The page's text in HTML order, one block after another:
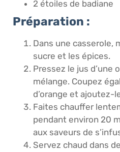
2 étoiles de badiane
Préparation :
Dans une casserole,
sucre et les épices.
Pressez le jus d’une
mélange. Coupez
d’orange et ajoutez-
Faites chauffer
pendant environ 20
aux saveurs de
Servez chaud dans